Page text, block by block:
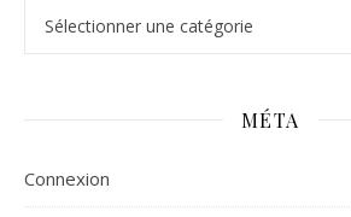
MÉTA
Connexion